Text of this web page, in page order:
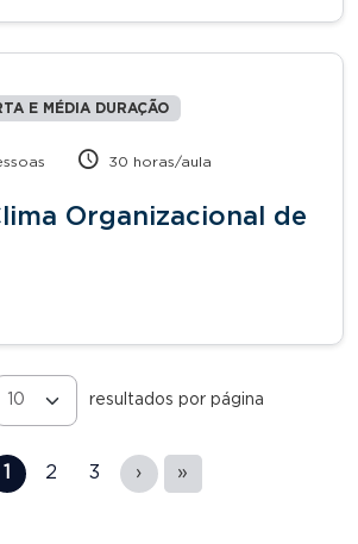
E MÉDIA DURAÇÃO
30 horas/aula
Organizacional de
resultados por página
1 2 3 › »